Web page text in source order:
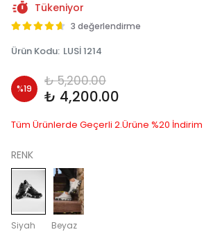
Tükeniyor
3 değerlendirme
Ürün Kodu: LUSİ 1214
%19 ₺ 5,200.00
₺ 4,200.00
Tüm Ürünlerde Geçerli 2.Ürüne %20 İndirim
RENK
Siyah Beyaz